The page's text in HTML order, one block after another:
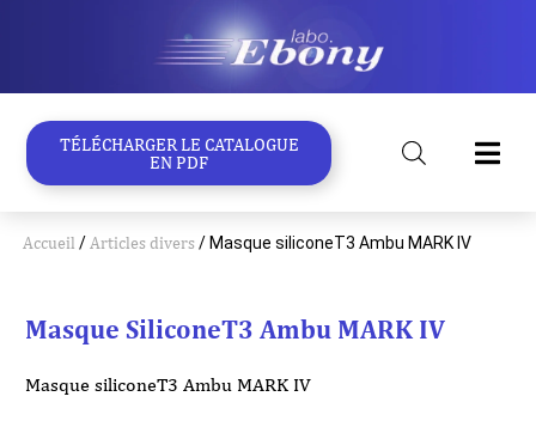
TÉLÉCHARGER LE CATALOGUE
EN PDF
Accueil /Articles divers / Masque siliconeT3 Ambu MARK IV
Masque SiliconeT3 Ambu MARK IV
Masque siliconeT3 Ambu MARK IV